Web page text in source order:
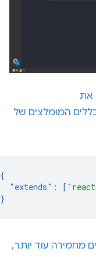
המומלצים של
"extends" : [
עוד יותר,